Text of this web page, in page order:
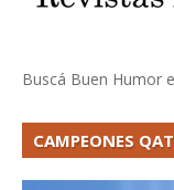
Buscá Buen Humor
CAMPEONES